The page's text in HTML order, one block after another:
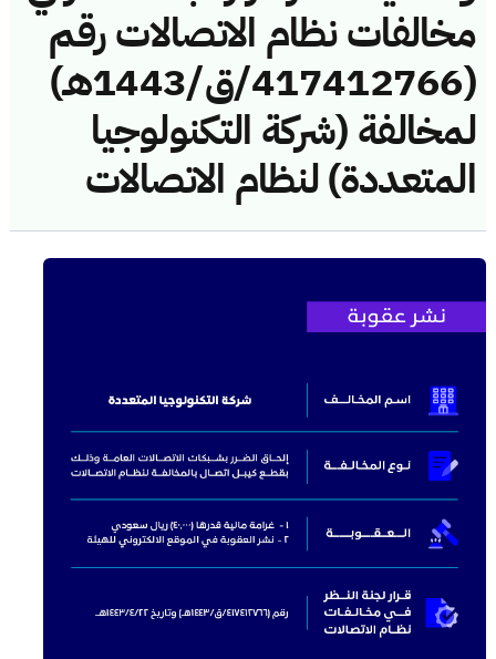
مخالفات نظام الاتصالات رقم
(417412766/ق/1443هـ)
لمخالفة (شركة التكنولوجيا
المتعددة) لنظام الاتصالات